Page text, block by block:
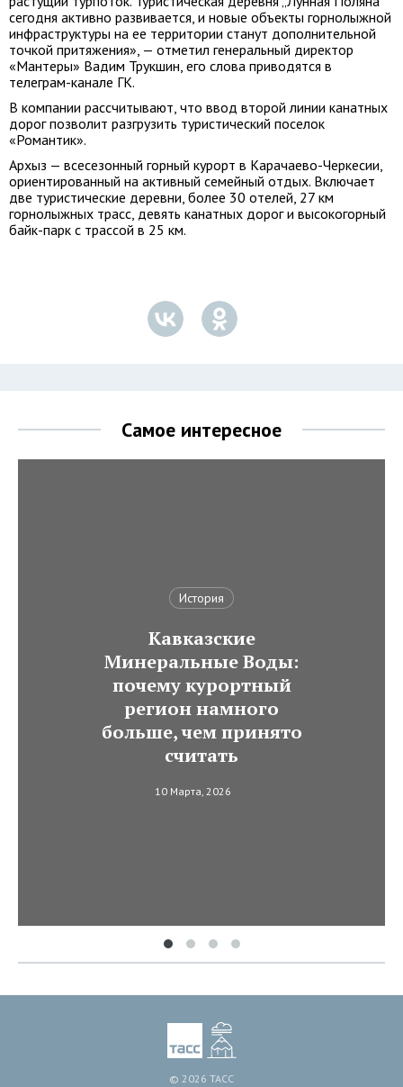
сегодня активно развивается, и новые объекты горнолыжной
инфраструктуры на ее территории станут дополнительной
точкой притяжения», — отметил генеральный директор
«Мантеры» Вадим Трукшин, его слова приводятся в
телеграм-канале ГК.
В компании рассчитывают, что ввод второй линии канатных
дорог позволит разгрузить туристический поселок
«Романтик».
Архыз — всесезонный горный курорт в Карачаево-Черкесии,
ориентированный на активный семейный отдых. Включает
две туристические деревни, более 30 отелей, 27 км
горнолыжных трасс, девять канатных дорог и высокогорный
байк-парк с трассой в 25 км.
Самое интересное
История
Кавказские
Минеральные Воды:
почему курортный
регион намного
больше, чем принято
считать
10 Марта, 2026
© 2026 ТАСС